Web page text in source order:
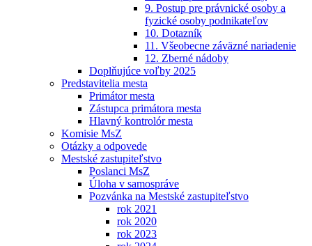
9. Postup pre právnické osoby a
fyzické osoby podnikateľov
10. Dotazník
11. Všeobecne záväzné nariadenie
12. Zberné nádoby
Doplňujúce voľby 2025
Predstavitelia mesta
Primátor mesta
Zástupca primátora mesta
Hlavný kontrolór mesta
Komisie MsZ
Otázky a odpovede
Mestské zastupiteľstvo
Poslanci MsZ
Úloha v samospráve
Pozvánka na Mestské zastupiteľstvo
rok 2021
rok 2020
rok 2023